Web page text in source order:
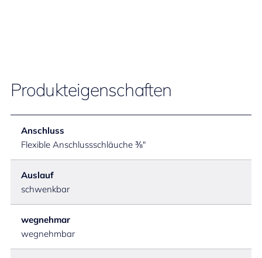
Produkteigenschaften
Anschluss
Flexible Anschlussschläuche ⅜"
Auslauf
schwenkbar
wegnehmar
wegnehmbar